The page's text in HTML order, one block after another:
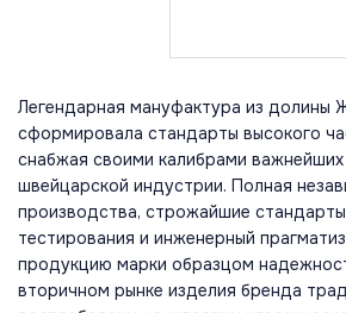
Легендарная мануфактура из долины
сформировала стандарты высокого
снабжая своими калибрами
швейцарской индустрии. Полная
производства, строжайшие
тестирования и инженерный
продукцию марки образцом
вторичном рынке изделия бренда